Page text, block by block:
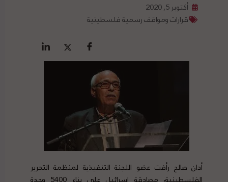
أكتوبر 5, 2020
قرارات ومواقف رسمية فلسطينية
أدان صالح رأفت عضو اللجنة التنفيذية لمنظمة التحرير